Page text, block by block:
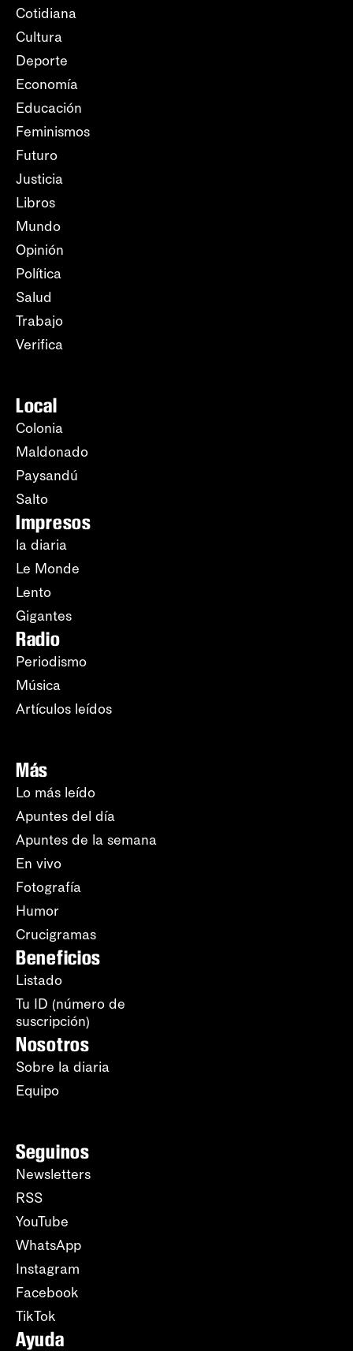
Cotidiana
Cultura
Deporte
Economía
Educación
Feminismos
Futuro
Justicia
Libros
Mundo
Opinión
Política
Salud
Trabajo
Verifica
Local
Colonia
Maldonado
Paysandú
Salto
Impresos
la diaria
Le Monde
Lento
Gigantes
Radio
Periodismo
Música
Artículos leídos
Más
Lo más leído
Apuntes del día
Apuntes de la semana
En vivo
Fotografía
Humor
Crucigramas
Beneficios
Listado
Tu ID (número de
suscripción)
Nosotros
Sobre la diaria
Equipo
Seguinos
Newsletters
RSS
YouTube
WhatsApp
Instagram
Facebook
TikTok
Ayuda